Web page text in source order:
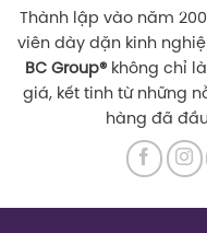
Thành lập vào năm
viên dày dặn kinh
BC Group® không chỉ
giá, kết tinh từ những
hàng đã